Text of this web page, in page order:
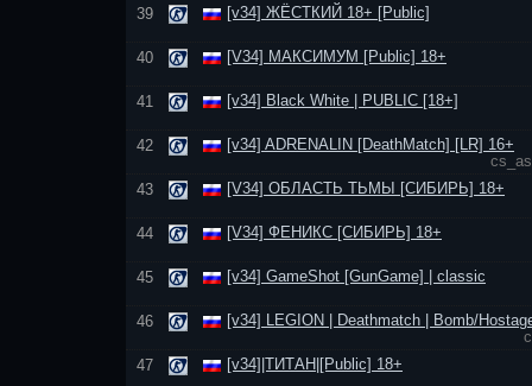
39 [v34] ЖЁСТКИЙ 18+ [Public]
40 [V34] МАКСИМУМ [Public] 18+
41 [v34] Black White | PUBLIC [18+]
42
[v34] ADRENALIN [DeathMatch] [LR] 16+
43
[V34] ОБЛАСТЬ ТЬМЫ [СИБИРЬ] 18+
44 [V34] ФЕНИКС [СИБИРЬ] 18+
45 [v34] GameShot [GunGame] | classic
46
[v34] LEGION | Deathmatch | Bomb/
47
[v34]|ТИТАН|[Public] 18+